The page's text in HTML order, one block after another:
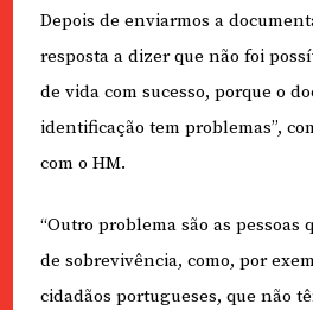
Depois de enviarmos a
resposta a dizer que não foi
de vida com sucesso, porque o
identificação tem problemas”,
com o HM.
“Outro problema são as pessoas
de sobrevivência, como, por
cidadãos portugueses, que não